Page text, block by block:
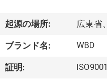
ダ
ク
ト
起源の場所: 広東省
ブランド名: WBD
証明: ISO9001